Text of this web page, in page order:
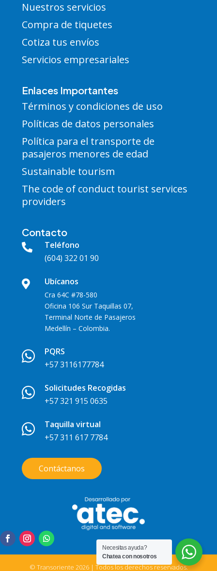
Nuestros servicios
Compra de tiquetes
Cotiza tus envíos
Servicios empresariales
Enlaces Importantes
Términos y condiciones de uso
Políticas de datos personales
Política para el transporte de
pasajeros menores de edad
Sustainable tourism
The code of conduct tourist services
providers
Contacto

Teléfono
(604) 322 01 90
 Ubícanos
Cra 64C #78-580
Oficina 106 Sur Taquillas 07,
Terminal Norte de Pasajeros
Medellín – Colombia.

PQRS
+57 3116177784

Solicitudes Recogidas
+57 321 915 0635

Taquilla virtual
+57 311 617 7784
Contáctanos
© Transoriente 2026 | Todos los derechos reservados.
Necesitas ayuda?
Chatea con nosotros